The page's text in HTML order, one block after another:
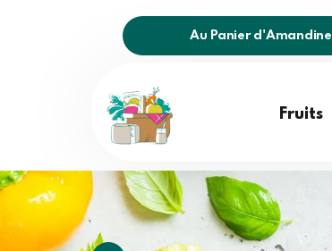
Au Panier d'Amandine
Fruits